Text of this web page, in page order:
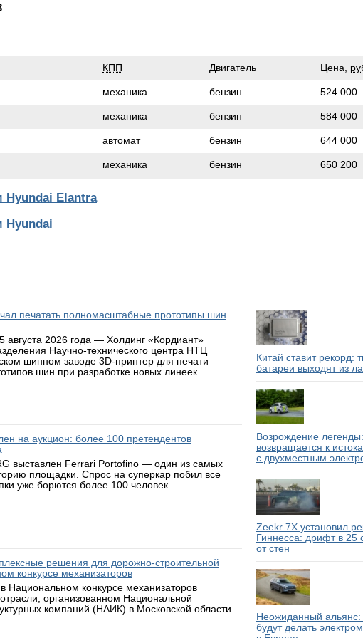
КПП Двигатель Цена,
механика бензин 524 000
механика бензин 584 000
автомат бензин 644 000
механика бензин 650 200
Hyundai Elantra
Hyundai
печатать полномасштабные прототипы шин
2026 года — Холдинг «Кордиант»
Научно-технического центра НТЦ
шинном заводе 3D-принтер для печати
шин при разработке новых линеек.
на аукцион: более 100 претендентов
выставлен Ferrari Portofino — один из самых
площадки. Спрос на суперкар побил все
уже борются более 100 человек.
решения для дорожно-строительной
конкурсе механизаторов
Национальном конкурсе механизаторов
организованном Национальной
компаний (НАИК) в Московской области.
Китай ставит рекорд:
батареи выходят из
Возрождение
возвращается к
с двухместным
Zeekr 7X установил
Гиннесса: дрифт в 25
от стен
Неожиданный
будут делать